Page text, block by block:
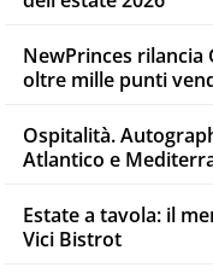
NewPrinces rilancia
oltre mille punti
Ospitalità.
Atlantico e
Estate a tavola: il
Vici Bistrot